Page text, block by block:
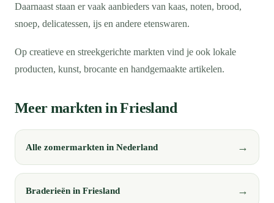
Daarnaast staan er vaak aanbieders van kaas, noten, brood,
snoep, delicatessen, ijs en andere etenswaren.
Op creatieve en streekgerichte markten vind je ook lokale
producten, kunst, brocante en handgemaakte artikelen.
Meer markten in Friesland
Alle zomermarkten in Nederland
Braderieën in Friesland